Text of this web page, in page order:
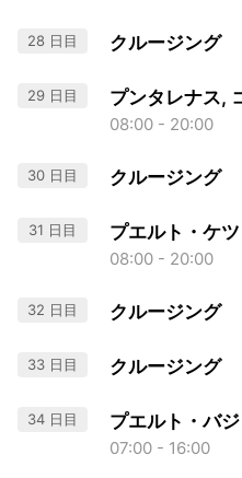
28 日目 クルージング
29 日目 プンタレナス,
08:00 - 20:00
30 日目 クルージング
31 日目 プエルト・ケ
08:00 - 20:00
32 日目 クルージング
33 日目 クルージング
34 日目 プエルト・バ
07:00 - 16:00